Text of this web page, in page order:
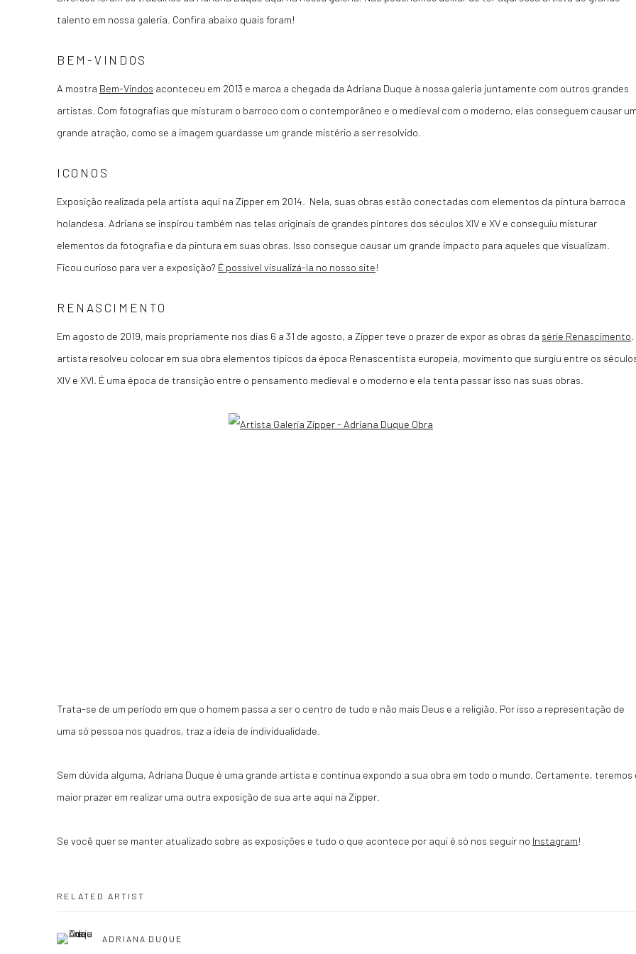
talento em nossa galeria. Confira abaixo quais foram!
BEM-VINDOS
A mostra Bem-Vindos aconteceu em 2013 e marca a chegada da Adriana Duque à nossa galeria juntamente com outros grandes
artistas. Com fotografias que misturam o barroco com o contemporâneo e o medieval com o moderno, elas conseguem causar
grande atração, como se a imagem guardasse um grande mistério a ser resolvido.
ICONOS
Exposição realizada pela artista aqui na Zipper em 2014. Nela, suas obras estão conectadas com elementos da pintura barroca
holandesa. Adriana se inspirou também nas telas originais de grandes pintores dos séculos XIV e XV e conseguiu misturar
elementos da fotografia e da pintura em suas obras. Isso consegue causar um grande impacto para aqueles que visualizam.
Ficou curioso para ver a exposição? É possível visualizá-la no nosso site!
RENASCIMENTO
Em agosto de 2019, mais propriamente nos dias 6 a 31 de agosto, a Zipper teve o prazer de expor as obras da série Renascimento
artista resolveu colocar em sua obra elementos típicos da época Renascentista europeia, movimento que surgiu entre os
XIV e XVI. É uma época de transição entre o pensamento medieval e o moderno e ela tenta passar isso nas suas obras.
Trata-se de um período em que o homem passa a ser o centro de tudo e não mais Deus e a religião. Por isso a representação de
uma só pessoa nos quadros, traz a ideia de individualidade.
Sem dúvida alguma, Adriana Duque é uma grande artista e continua expondo a sua obra em todo o mundo. Certamente, teremos
maior prazer em realizar uma outra exposição de sua arte aqui na Zipper.
Se você quer se manter atualizado sobre as exposições e tudo o que acontece por aqui é só nos seguir no Instagram!
RELATED ARTIST
ADRIANA DUQUE